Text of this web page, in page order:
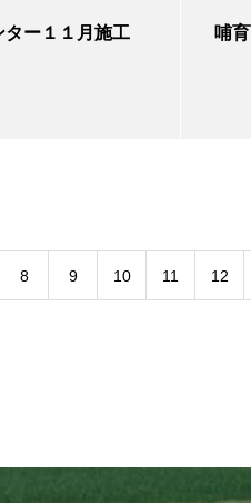
ター１１月施工
哺
8 9 10 11 12